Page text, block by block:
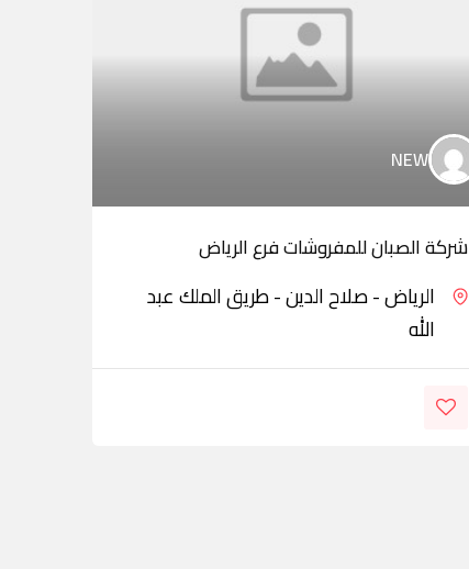
NEW
شركة الصبان للمفروشات فرع الرياض
الرياض - صلاح الدين - طريق الملك عبد
الله